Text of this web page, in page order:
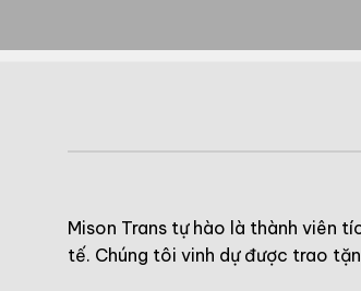
Mison Trans tự hào là thành viên
tế. Chúng tôi vinh dự được trao